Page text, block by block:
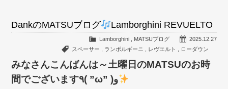
DankのMATSUブログ Lamborghini REVUELTO
2025.12.27
Lamborghini, MATSUブログ
スペーサー
ランボルギーニ レヴエルト ローダウン
みなさんこんばんは～土曜日のMATSUのお時
間でございます٩( ”ω” )و